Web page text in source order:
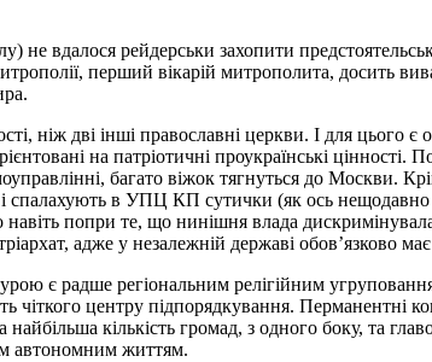
вдалося рейдерськи захопити
перший вікарій митрополита, досить
ніж дві інші православні церкви. І для
на патріотичні проукраїнські
багато віжок тягнуться до Москви.
спалахують в УПЦ КП сутички (як ось
навіть попри те, що нинішня влада
адже у незалежній державі обов’язково
є радше регіональним релігійним
чіткого центру підпорядкування.
кількість громад, з одного боку, та
автономним життям.